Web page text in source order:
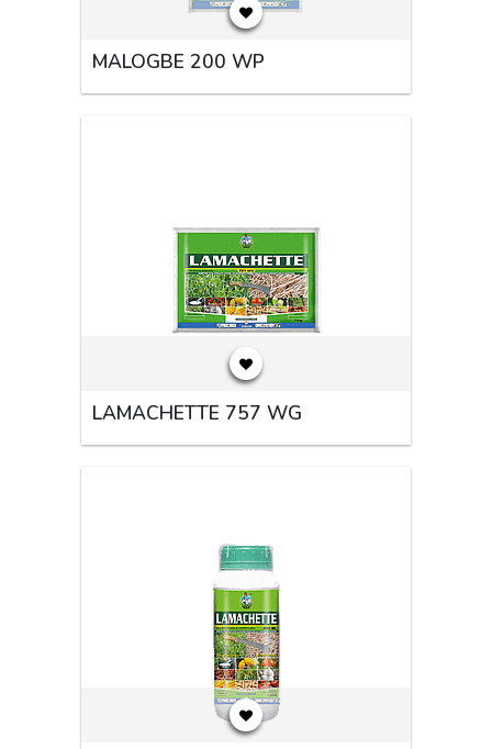
MALOGBE 200 WP
LAMACHETTE 757 WG